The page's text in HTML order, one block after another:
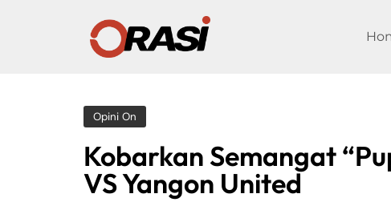
Opini On
Kobarkan Semangat
VS Yangon United